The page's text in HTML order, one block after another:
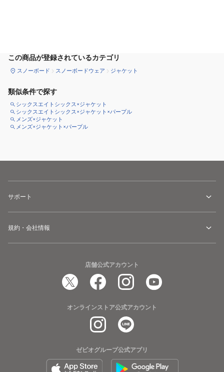
この商品が登録されているカテゴリ
スノーボード スノーボードウェア ジャケット
類似条件で探す
シックスエイトシックス×ジャケット
シックスエイトシックス×ジャケット×パープル
メンズ×ジャケット
メンズ×ジャケット×パープル
サポート
規約・会社情報
店舗公式アカウント
オンラインストア公式アカウント
ゼビオグループ公式アプリ